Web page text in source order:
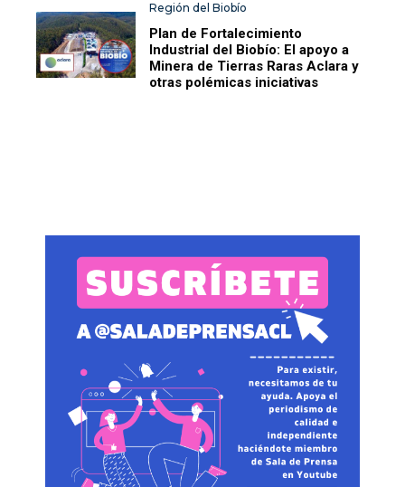
Región del Biobío
Plan de Fortalecimiento
Industrial del Biobío: El apoyo a
Minera de Tierras Raras Aclara y
otras polémicas iniciativas